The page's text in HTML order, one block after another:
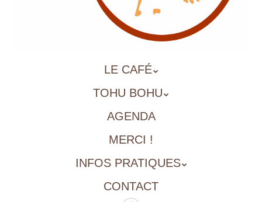
LE CAFÉ
TOHU BOHU
AGENDA
MERCI !
INFOS PRATIQUES
CONTACT